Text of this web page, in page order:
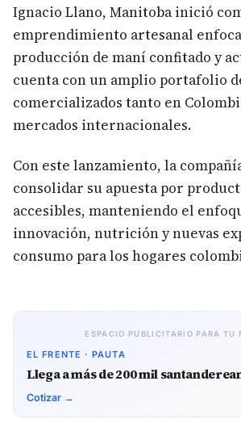
Ignacio Llano, Manitoba inició
emprendimiento artesanal
producción de maní confitado y
cuenta con un amplio portafolio
comercializados tanto en
mercados internacionales.
Con este lanzamiento, la
consolidar su apuesta por
accesibles, manteniendo el
innovación, nutrición y nuevas
consumo para los hogares
ESPACIO PUBLICITARIO PARA TU
EL FRENTE · PAUTA
Llega a más de 200 mil
Cotizar →